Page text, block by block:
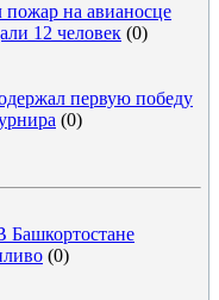
на авианосце
12 человек (0)
первую победу
(0)
(0)